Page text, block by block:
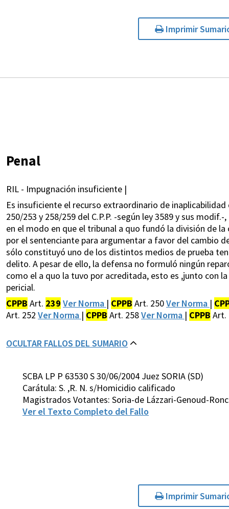
Imprimir
Penal
RIL - Impugnación insuficiente |
Es insuficiente el recurso extraordinario de
250/253 y 258/259 del C.P.P. -según ley 3589 y sus
en el modo en que el tribunal a quo fundó la división de
por el sentenciante para argumentar a favor del cambio
sólo constituyó uno de los distintos medios de prueba
delito. A pesar de ello, la defensa no formuló ningún
como el a quo la tuvo por acreditada, esto es ,junto con
pericial.
CPPB Art. 239 Ver Norma | CPPB Art. 250Ver Norma |
Art. 252 Ver Norma | CPPB Art. 258Ver Norma | CPPB Art.
OCULTAR FALLOS DEL SUMARIO
SCBA LP P 63530 S 30/06/2004 Juez SORIA (SD)
Carátula: S. ,R. N. s/Homicidio calificado
Magistrados Votantes: Soria-de Lázzari-Genoud-
Ver el Texto Completo del Fallo
Imprimir